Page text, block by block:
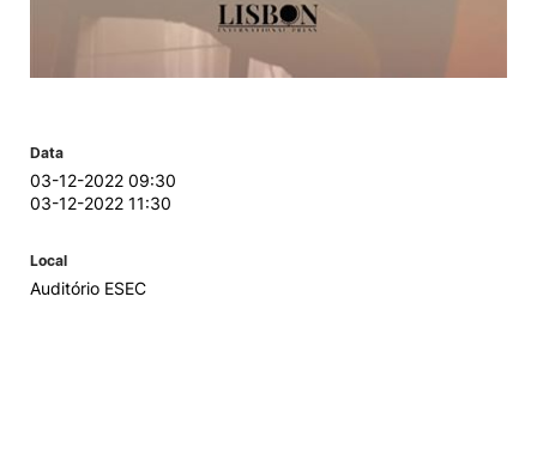
Data
03-12-2022 09:30
03-12-2022 11:30
Local
Auditório ESEC